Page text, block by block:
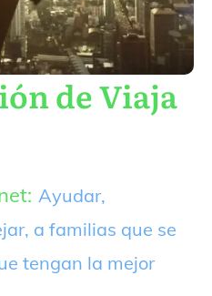
de Viaja
Ayudar,
a familias que se
tengan la mejor